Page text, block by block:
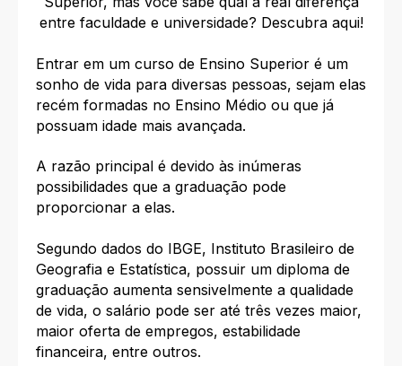
entre faculdade e universidade? Descubra aqui!
Entrar em um curso de Ensino Superior é um
sonho de vida para diversas pessoas, sejam elas
recém formadas no Ensino Médio ou que já
possuam idade mais avançada.
A razão principal é devido às inúmeras
possibilidades que a graduação pode
proporcionar a elas.
Segundo dados do IBGE, Instituto Brasileiro de
Geografia e Estatística, possuir um diploma de
graduação aumenta sensivelmente a qualidade
de vida, o salário pode ser até três vezes maior,
maior oferta de empregos, estabilidade
financeira, entre outros.